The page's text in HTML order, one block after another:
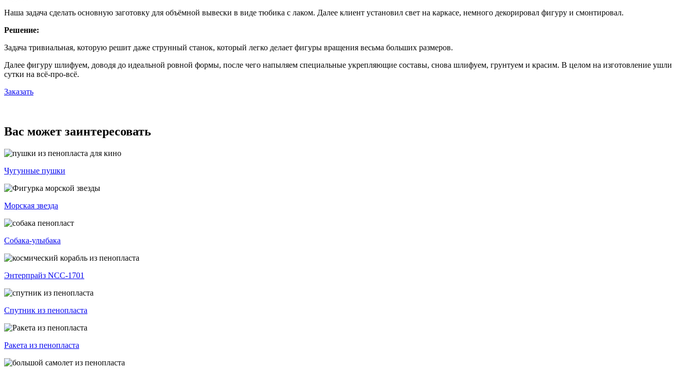
Наша задача сделать основную заготовку для объёмной вывески в виде тюбика с лаком. Далее клиент установил свет на каркасе, немного декорировал фигуру и смонтировал.
Решение:
Задача тривиальная, которую решит даже струнный станок, который легко делает фигуры вращения весьма больших размеров.
Далее фигуру шлифуем, доводя до идеальной ровной формы, после чего напыляем специальные укрепляющие составы, снова шлифуем, грунтуем и красим. В целом на изготовление ушли
сутки на всё-про-всё.
Заказать
Вас может заинтересовать
Чугунные пушки
Морская звезда
Собака-улыбака
Энтерпрайз NCC-1701
Спутник из пенопласта
Ракета из пенопласта